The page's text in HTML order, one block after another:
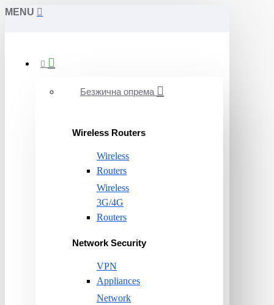
MENU
Безжична опрема
Wireless Routers
Wireless
Routers
Wireless
3G/4G
Routers
Network Security
VPN
Appliances
Network